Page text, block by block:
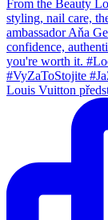
Louis Vuitton